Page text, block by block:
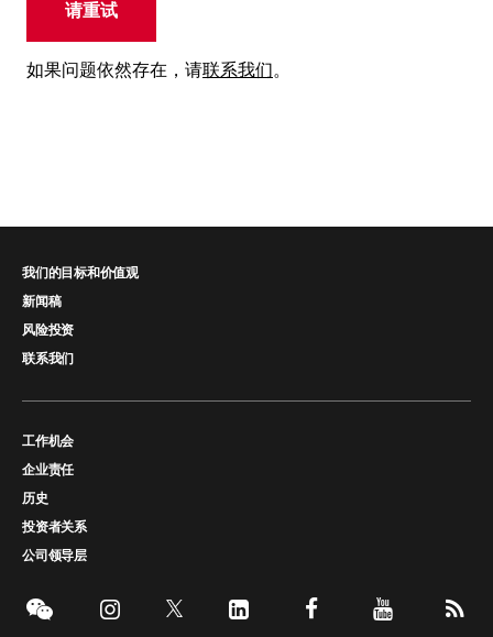
请重试
如果问题依然存在，请联系我们。
我们的目标和价值观
新闻稿
风险投资
联系我们
工作机会
企业责任
历史
投资者关系
公司领导层